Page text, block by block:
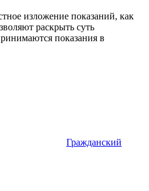
изложение показаний, как
раскрыть суть
показания в
Гражданский